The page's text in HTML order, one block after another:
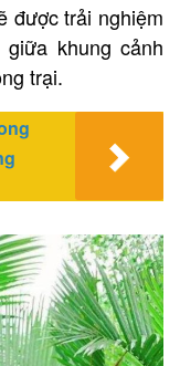
được trải nghiệm
khung cảnh
trại.